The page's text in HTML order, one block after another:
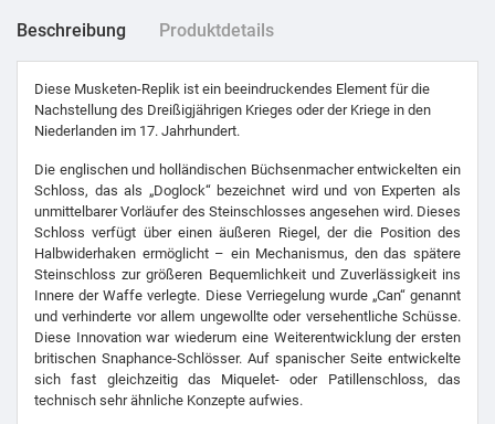
Beschreibung Produktdetails
Diese Musketen-Replik ist ein beeindruckendes Element für die
Nachstellung des Dreißigjährigen Krieges oder der Kriege in den
Niederlanden im 17. Jahrhundert.
Die englischen und holländischen Büchsenmacher entwickelten ein
Schloss, das als „Doglock“ bezeichnet wird und von Experten als
unmittelbarer Vorläufer des Steinschlosses angesehen wird. Dieses
Schloss verfügt über einen äußeren Riegel, der die Position des
Halbwiderhaken ermöglicht – ein Mechanismus, den das spätere
Steinschloss zur größeren Bequemlichkeit und Zuverlässigkeit ins
Innere der Waffe verlegte. Diese Verriegelung wurde „Can“ genannt
und verhinderte vor allem ungewollte oder versehentliche Schüsse.
Diese Innovation war wiederum eine Weiterentwicklung der ersten
britischen Snaphance-Schlösser. Auf spanischer Seite entwickelte
sich fast gleichzeitig das Miquelet- oder Patillenschloss, das
technisch sehr ähnliche Konzepte aufwies.